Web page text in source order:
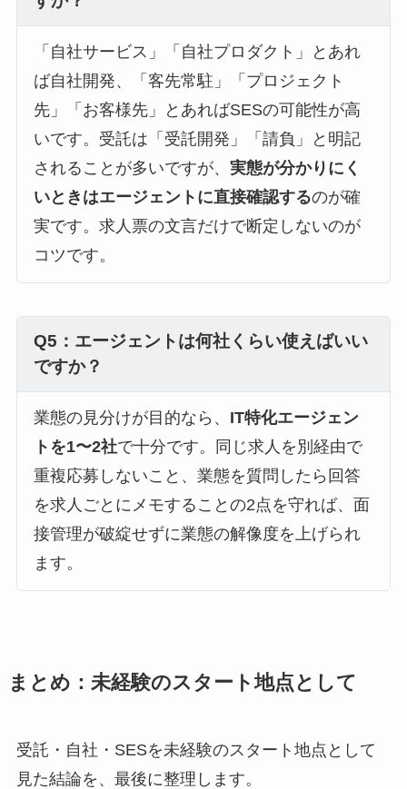
「自社サービス」「自社プロダクト」とあれ
ば自社開発、「客先常駐」「プロジェクト
先」「お客様先」とあればSESの可能性が高
いです。受託は「受託開発」「請負」と明記
されることが多いですが、 実態が分かりにく
いときはエージェントに直接確認するのが確
実です。求人票の文言だけで断定しないのが
コツです。
Q5：エージェントは何社くらい使えばいい
ですか？
業態の見分けが目的なら、 IT特化エージェン
トを1〜2社で十分です。同じ求人を別経由で
重複応募しないこと、業態を質問したら回答
を求人ごとにメモすることの2点を守れば、面
接管理が破綻せずに業態の解像度を上げられ
ます。
まとめ：未経験のスタート地点として
受託・自社・SESを未経験のスタート地点として
見た結論を、最後に整理します。